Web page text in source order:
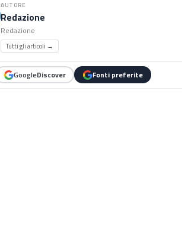
AUTORE
Redazione
Redazione
Tutti gli articoli →
GoogleDiscover Fonti preferite